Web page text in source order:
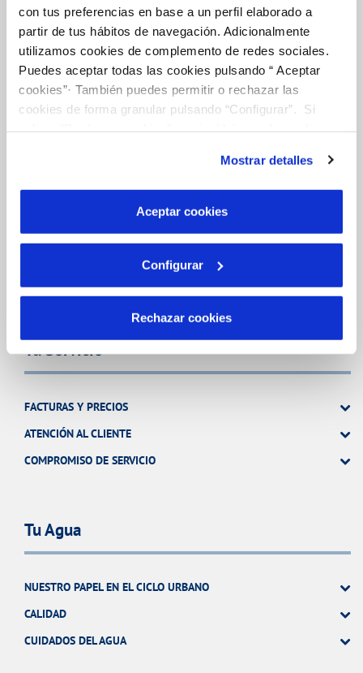
con tus preferencias en base a un perfil elaborado a
partir de tus hábitos de navegación. Adicionalmente
utilizamos cookies de complemento de redes sociales.
Puedes aceptar todas las cookies pulsando “ Aceptar
cookies”· También puedes permitir o rechazar las
cookies de forma granular pulsando “Configurar”. Si
son indispensables para que el sitio web funcione y que
por tanto no se pueden desactivar. Puedes consultar
más información en nuestraPolítica de Cookies
Mostrar detalles
Aceptar cookies
Configurar
Rechazar cookies
Gestiones Online
FACTURAS, PAGOS Y CONSUMOS
Tu Servicio
FACTURAS Y PRECIOS
ATENCIÓN AL CLIENTE
COMPROMISO DE SERVICIO
Tu Agua
NUESTRO PAPEL EN EL CICLO URBANO
CALIDAD
CUIDADOS DEL AGUA